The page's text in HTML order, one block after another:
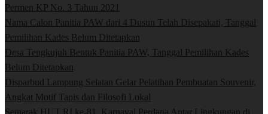
Permen KP No. 3 Tahun 2021
Nama Calon Panitia PAW dari 4 Dusun Telah Disepakati, Tanggal
Pemilihan Kades Belum Ditetapkan
Desa Tengkujuh Bentuk Panitia PAW, Tanggal Pemilihan Kades
Belum Ditetapkan
Disparbud Lampung Selatan Gelar Pelatihan Pembuatan Souvenir,
Angkat Motif Tapis dan Filosofi Lokal